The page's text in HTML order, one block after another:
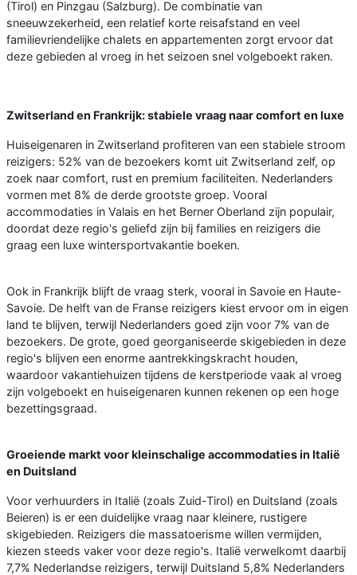
(Tirol) en Pinzgau (Salzburg). De combinatie van
sneeuwzekerheid, een relatief korte reisafstand en veel
familievriendelijke chalets en appartementen zorgt ervoor dat
deze gebieden al vroeg in het seizoen snel volgeboekt raken.
Zwitserland en Frankrijk: stabiele vraag naar comfort en luxe
Huiseigenaren in Zwitserland profiteren van een stabiele stroom
reizigers: 52% van de bezoekers komt uit Zwitserland zelf, op
zoek naar comfort, rust en premium faciliteiten. Nederlanders
vormen met 8% de derde grootste groep. Vooral
accommodaties in Valais en het Berner Oberland zijn populair,
doordat deze regio's geliefd zijn bij families en reizigers die
graag een luxe wintersportvakantie boeken.
Ook in Frankrijk blijft de vraag sterk, vooral in Savoie en Haute-
Savoie. De helft van de Franse reizigers kiest ervoor om in eigen
land te blijven, terwijl Nederlanders goed zijn voor 7% van de
bezoekers. De grote, goed georganiseerde skigebieden in deze
regio's blijven een enorme aantrekkingskracht houden,
waardoor vakantiehuizen tijdens de kerstperiode vaak al vroeg
zijn volgeboekt en huiseigenaren kunnen rekenen op een hoge
bezettingsgraad.
Groeiende markt voor kleinschalige accommodaties in Italië
en Duitsland
Voor verhuurders in Italië (zoals Zuid-Tirol) en Duitsland (zoals
Beieren) is er een duidelijke vraag naar kleinere, rustigere
skigebieden. Reizigers die massatoerisme willen vermijden,
kiezen steeds vaker voor deze regio's. Italië verwelkomt daarbij
7,7% Nederlandse reizigers, terwijl Duitsland 5,8% Nederlanders